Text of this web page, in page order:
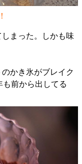
まった。しかも味
かき氷がブレイク
前から出してる